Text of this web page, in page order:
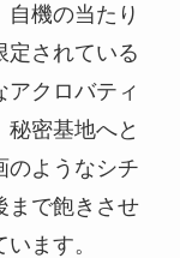
機の当たり
定されている
アクロバティ
秘密基地へと
のようなシチ
まで飽きさせ
ます。